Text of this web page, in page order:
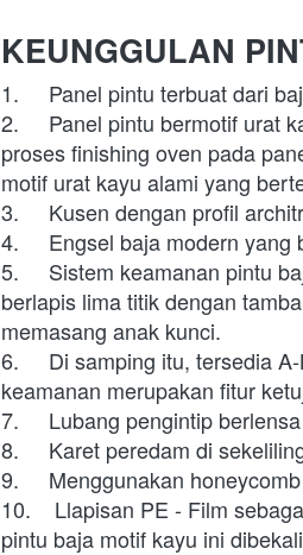
KEUNGGULAN
1.	Panel pintu terbuat dari
2.	Panel pintu bermotif urat kayu yang mengandalkan teknologi heat transferred printing dan
proses finishing oven pada
motif urat kayu alami yang
3.	Kusen dengan profil
4.	Engsel baja modern
5.	Sistem keamanan pintu baja ini dilengkapi dengan multiple lock system, fitur penguncian
berlapis lima titik dengan
memasang anak kunci.
6.	Di samping itu, tersedia A-B lock system yang terintegrasi komputer untuk menguatkan
keamanan merupakan fitur
7.	Lubang pengintip
8.	Karet peredam di
9.	Menggunakan
10.	 Llapisan PE - Film sebagai pelindung pintu, dan terdapat 6 set baut pemasangan serta
pintu baja motif kayu ini